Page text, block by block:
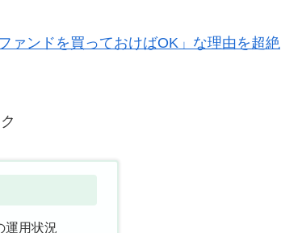
ァンドを買っておけばOK」な理由を超絶
運用状況